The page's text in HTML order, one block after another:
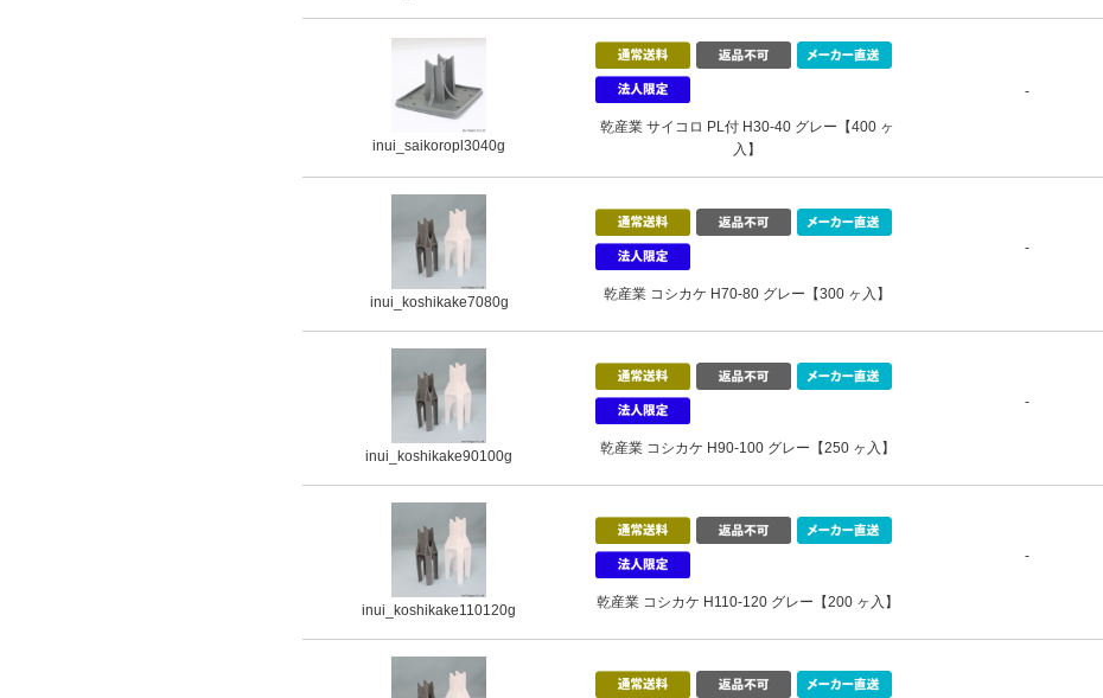
inui_saikoropl3040g
乾産業 サイコロ PL付 H30-40 グレー【400 ヶ
入】
-
inui_koshikake7080g
乾産業 コシカケ H70-80 グレー【300 ヶ入】
-
inui_koshikake90100g
乾産業 コシカケ H90-100 グレー【250 ヶ入】
-
inui_koshikake110120g
乾産業 コシカケ H110-120 グレー【200 ヶ入】
-